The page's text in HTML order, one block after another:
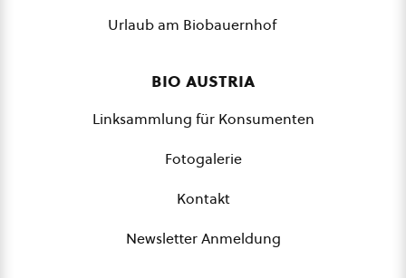
Urlaub am Biobauernhof
bio austria
Linksammlung für Konsumenten
Fotogalerie
Kontakt
Newsletter Anmeldung